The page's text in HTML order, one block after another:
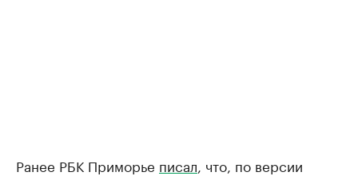
Ранее РБК Приморье писал , что, по версии